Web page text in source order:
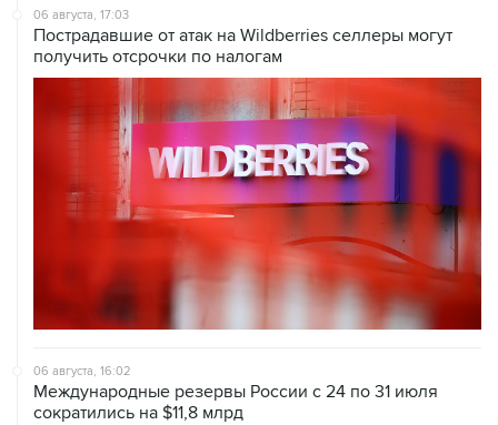
06 августа, 17:03
Пострадавшие от атак на Wildberries селлеры могут
получить отсрочки по налогам
06 августа, 16:02
Международные резервы России с 24 по 31 июля
сократились на $11,8 млрд